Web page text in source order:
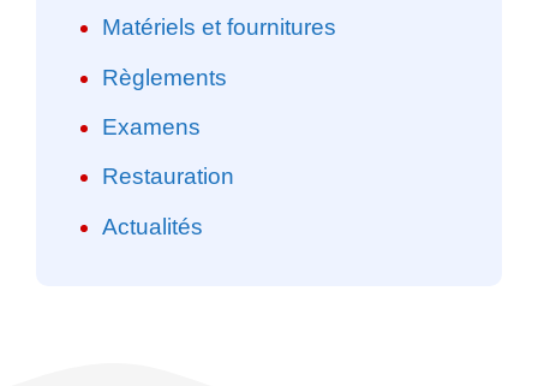
Matériels et fournitures
Règlements
Examens
Restauration
Actualités